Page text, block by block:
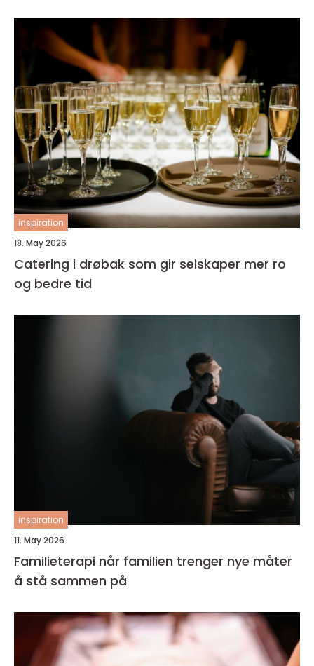
inspiration
18. May 2026
Catering i drøbak som gir selskaper mer ro
og bedre tid
inspiration
11. May 2026
Familieterapi når familien trenger nye måter
å stå sammen på